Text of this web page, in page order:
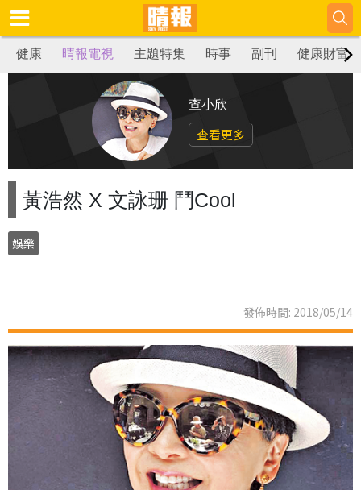
健康 晴報電視 主題特集 時事 副刊 健康財富
查小欣
查看更多
黃浩然 X 文詠珊 鬥Cool
娛樂
發佈時間: 2018/05/14